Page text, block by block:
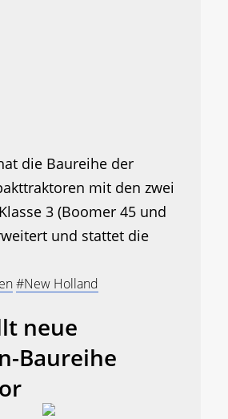
die Baureihe der
mit den zwei
3 (Boomer 45 und
und stattet die
#New Holland
neue
Baureihe